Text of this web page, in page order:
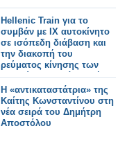
Hellenic Train για το
συμβάν με ΙΧ αυτοκίνητο
σε ισόπεδη διάβαση και
την διακοπή του
ρεύματος κίνησης των
συρμών σε μεγάλο τμήμα
του σιδηροδρομικού
δικτύου της Αττικής.
Η «αντικαταστάτρια» της
Καίτης Κωνσταντίνου στη
νέα σειρά του Δημήτρη
Αποστόλου